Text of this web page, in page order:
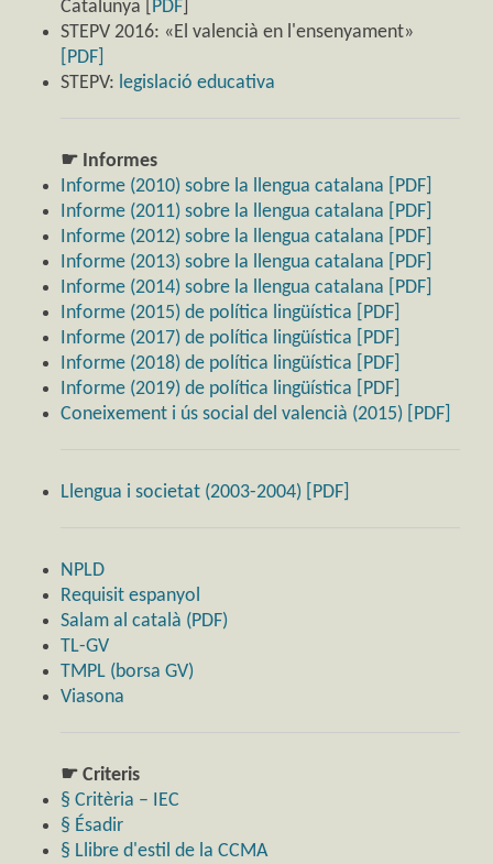
Catalunya [ PDF
STEPV 2016: «El valencià en l'ensenyament»
[PDF]
STEPV: legislació educativa
☛ Informes
Informe (2010) sobre la llengua catalana [PDF]
Informe (2011) sobre la llengua catalana [PDF]
Informe (2012) sobre la llengua catalana [PDF]
Informe (2013) sobre la llengua catalana [PDF]
Informe (2014) sobre la llengua catalana [PDF]
Informe (2015) de política lingüística [PDF]
Informe (2017) de política lingüística [PDF]
Informe (2018) de política lingüística [PDF]
Informe (2019) de política lingüística [PDF]
Coneixement i ús social del valencià (2015) [PDF]
Llengua i societat (2003-2004) [PDF]
NPLD
Requisit espanyol
Salam al català (PDF)
TL-GV
TMPL (borsa GV)
Viasona
☛ Criteris
§ Critèria – IEC
§ Ésadir
§ Llibre d'estil de la CCMA